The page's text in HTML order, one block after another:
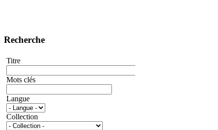
Recherche
Titre
Mots clés
Langue
Collection